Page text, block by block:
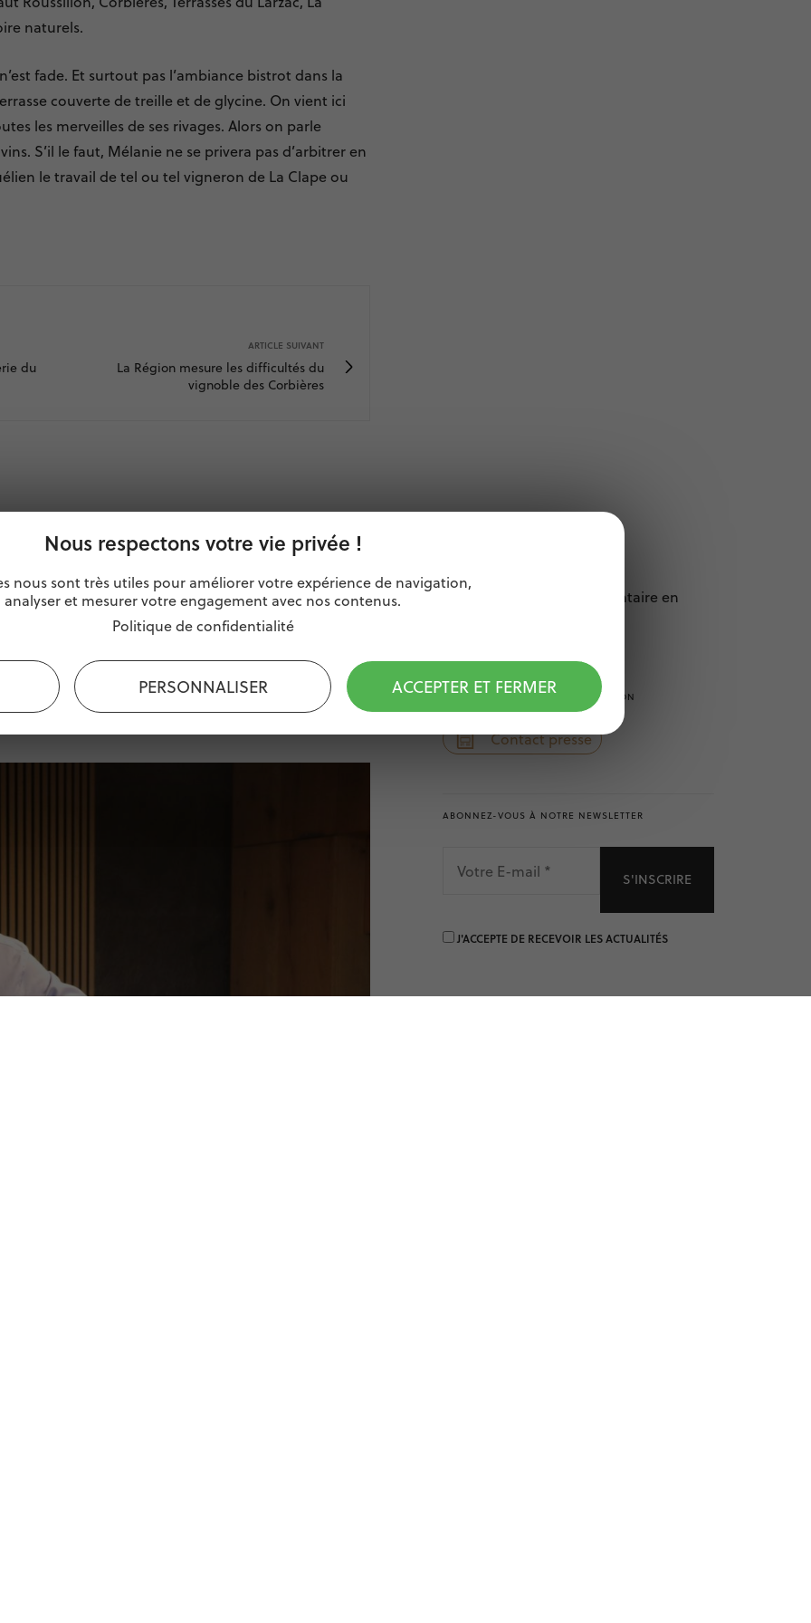
naturels.
fade. Et surtout pas l’ambiance bistrot dans la
couverte de treille et de glycine. On vient ici
les merveilles de ses rivages. Alors on parle
S’il le faut, Mélanie ne se privera pas d’arbitrer en
le travail de tel ou tel vigneron de La Clape ou
du
ARTICLE SUIVANT
La Région mesure les difficultés du
vignoble des Corbières
fromagerie du
Commentaires 00 commentaire en
CORRESPONDEZ AVEC LA RÉDACTION
Contact presse
ABONNEZ-VOUS À NOTRE NEWSLETTER
MAIL
J'ACCEPTE DE RECEVOIR LES ACTUALITÉS
Nous respectons votre vie privée !
nous sont très utiles pour améliorer votre expérience de navigation,
analyser et mesurer votre engagement avec nos contenus.
Politique de confidentialité
ACCEPTER ET FERMER
PERSONNALISER